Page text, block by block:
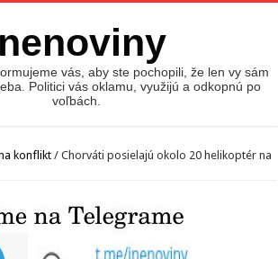
vás, aby ste pochopili, že len vy sám
Politici vás oklamu, využijú a odkopnú po
voľbách.
konflikt / Chorváti posielajú okolo 20 helikoptér na